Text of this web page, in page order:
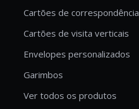
Cartões de correspondência
Cartões de visita verticais
Envelopes personalizados
Garimbos
Ver todos os produtos